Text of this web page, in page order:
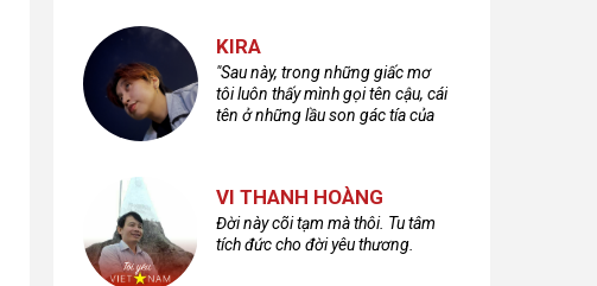
KIRA
"Sau này, trong những giấc mơ
tôi luôn thấy mình gọi tên cậu, cái
tên ở những lầu son gác tía của
VI THANH HOÀNG
Đời này cõi tạm mà thôi. Tu tâm
tích đức cho đời yêu thương.